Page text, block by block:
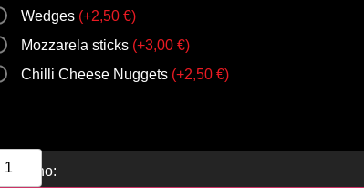
Wedges (+2,50 €)
Mozzarela sticks (+3,00 €)
Chilli Cheese Nuggets (+2,50 €)
Ukupno: